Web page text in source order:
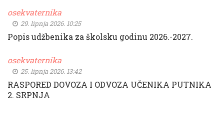
osekvaternika
29. lipnja 2026. 10:25
Popis udžbenika za školsku godinu 2026.-2027.
osekvaternika
25. lipnja 2026. 13:42
RASPORED DOVOZA I ODVOZA UČENIKA PUTNIKA
2. SRPNJA